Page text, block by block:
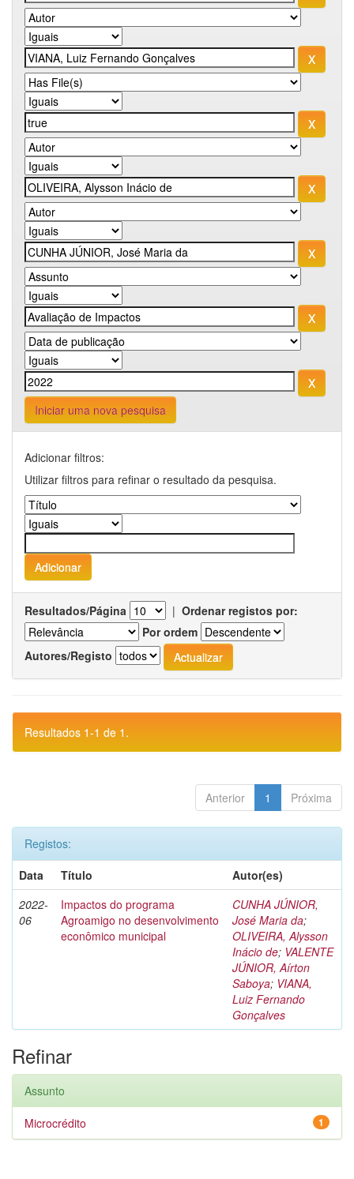
Iniciar uma nova pesquisa
Adicionar filtros:
Utilizar filtros para refinar o resultado da pesquisa.
Resultados/Página | Ordenar registos por:
Por ordem
Autores/Registo
Resultados 1-1 de 1.
Anterior 1 Próxima
Registos:
Data
Título
Autor(es)
2022-
06
Impactos do programa
Agroamigo no desenvolvimento
econômico municipal
CUNHA JÚNIOR,
José Maria da;
OLIVEIRA, Alysson
Inácio de; VALENTE
JÚNIOR, Aírton
Saboya; VIANA,
Luiz Fernando
Gonçalves
Refinar
Assunto
1
Microcrédito